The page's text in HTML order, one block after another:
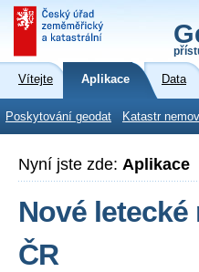
Vítejte Aplikace Data
Poskytování geodat Katastr
Nyní jste zde: Aplikace
Nové
ČR